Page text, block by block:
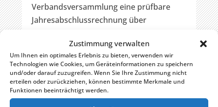
Zustimmung verwalten
Um Ihnen ein optimales Erlebnis zu bieten, verwenden wir
Technologien wie Cookies, um Geräteinformationen zu speichern
und/oder darauf zuzugreifen. Wenn Sie Ihre Zustimmung nicht
erteilen oder zurückziehen, können bestimmte Merkmale und
Funktionen beeinträchtigt werden.
Verbandsversammlung eine prüfbare
Jahresabschlussrechnung über
ergebende Ausgleichszahlung ist zwei
Monate nach Vorlage der prüfbaren
Abschlussrechnung zur Zahlung fällig.
(4) Der ZVS trägt die Personalkosten,
soweit sie den Kostenstellen nach § 2 Abs.